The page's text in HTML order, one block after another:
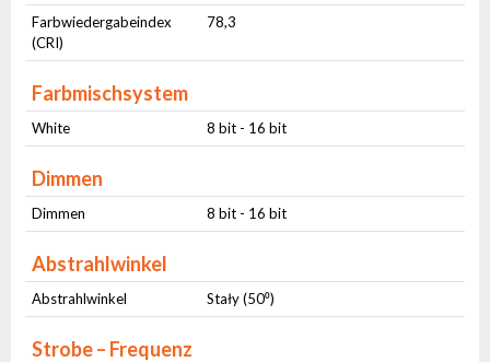
Farbwiedergabeindex
(CRI)
78,3
Farbmischsystem
White 8 bit - 16 bit
Dimmen
Dimmen 8 bit - 16 bit
Abstrahlwinkel
Abstrahlwinkel Stały (50⁰)
Strobe – Frequenz